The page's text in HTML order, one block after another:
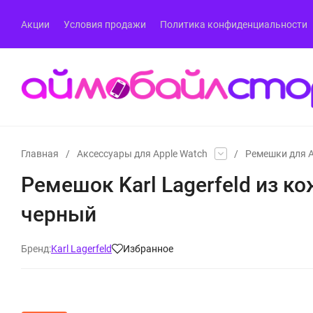
Акции Условия продажи Политика конфиденциальности
Главная / Аксессуары для Apple Watch / Ремешки для
Ремешок Karl Lagerfeld из
черный
Бренд:Karl Lagerfeld Избранное